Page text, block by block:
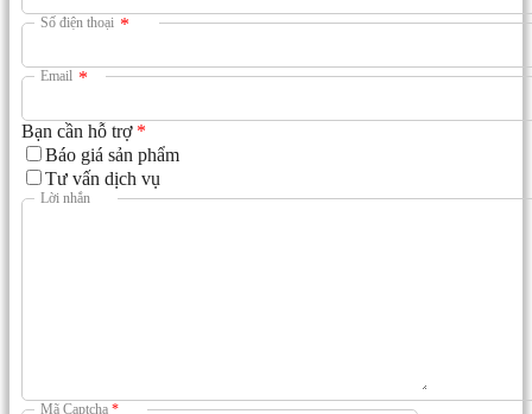
Số điện thoại *
Email *
Bạn cần hỗ trợ *
Báo giá sản phẩm
Tư vấn dịch vụ
Lời nhắn
Mã Captcha *